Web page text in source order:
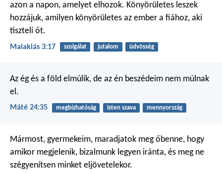
azon a napon, amelyet elhozok. Könyörületes leszek
hozzájuk, amilyen könyörületes az ember a fiához, aki
tiszteli őt.
Malakiás 3:17 szolgálat jutalom üdvösség
Az ég és a föld elmúlik, de az én beszédeim nem múlnak
el.
Máté 24:35 megbízhatóság Isten szava mennyország
Mármost, gyermekeim, maradjatok meg őbenne, hogy
amikor megjelenik, bizalmunk legyen iránta, és meg ne
szégyenítsen minket eljövetelekor.